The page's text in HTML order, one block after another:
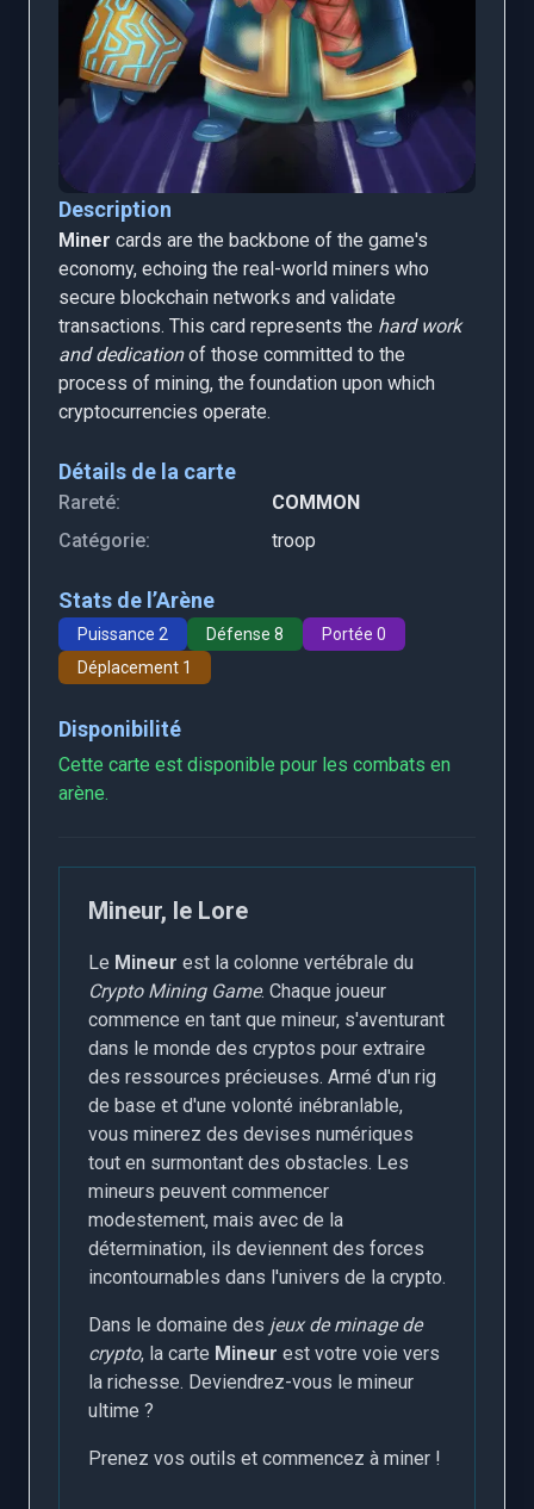
Description
Miner cards are the backbone of the game's
economy, echoing the real-world miners who
secure blockchain networks and validate
transactions. This card represents the hard work
and dedicationof those committed to the
process of mining, the foundation upon which
cryptocurrencies operate.
Détails de la carte
Rareté:
COMMON
Catégorie:
troop
Stats de l’Arène
Puissance 2 Défense 8
Portée 0
Déplacement 1
Disponibilité
Cette carte est disponible pour les combats en
arène.
Mineur, le Lore
Le Mineur est la colonne vertébrale du
Crypto Mining Game. Chaque joueur
commence en tant que mineur, s'aventurant
dans le monde des cryptos pour extraire
des ressources précieuses. Armé d'un rig
de base et d'une volonté inébranlable,
vous minerez des devises numériques
tout en surmontant des obstacles. Les
mineurs peuvent commencer
modestement, mais avec de la
détermination, ils deviennent des forces
incontournables dans l'univers de la crypto.
Dans le domaine des jeux de minage de
crypto, la carte Mineur est votre voie vers
la richesse. Deviendrez-vous le mineur
ultime ?
Prenez vos outils et commencez à miner !